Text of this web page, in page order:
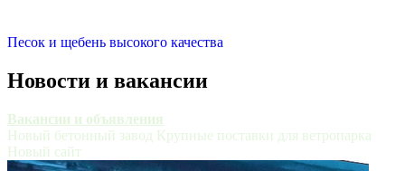
Песок и щебень высокого качества
Новости и вакансии
Вакансии и объявления
Новый бетонный завод Крупные поставки для ветропарка
Новый сайт